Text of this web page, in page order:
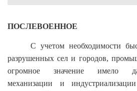
ПОСЛЕВОЕННОЕ
С учетом необходимости
разрушенных сел и городов,
огромное значение имело
механизации и